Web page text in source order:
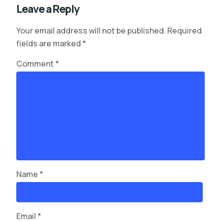
Leave a Reply
Your email address will not be published. Required
fields are marked *
Comment *
Name *
Email *